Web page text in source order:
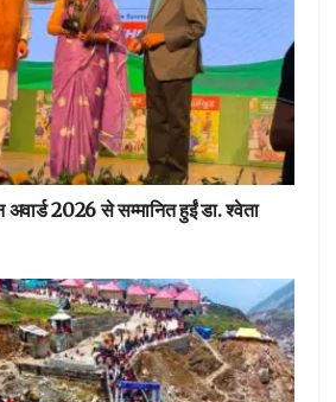
अवार्ड 2026 से सम्मानित हुईं डा. श्वेता